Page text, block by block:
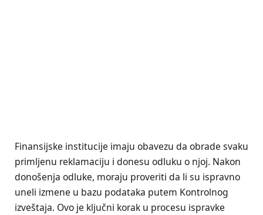
Finansijske institucije imaju obavezu da obrade svaku
primljenu reklamaciju i donesu odluku o njoj. Nakon
donošenja odluke, moraju proveriti da li su ispravno
uneli izmene u bazu podataka putem Kontrolnog
izveštaja. Ovo je ključni korak u procesu ispravke